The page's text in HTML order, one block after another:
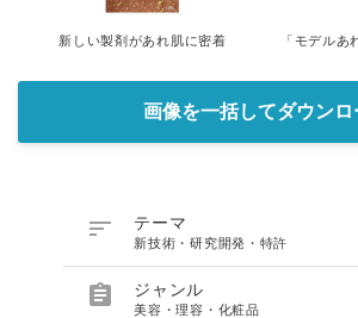
新しい製剤があれ肌に密着 「モデルあ
画像を一括してダウンロ
 テーマ
新技術・研究開発・特許
 ジャンル
美容・理容・化粧品